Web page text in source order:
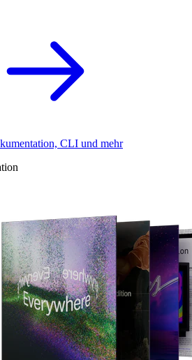
CLI und mehr